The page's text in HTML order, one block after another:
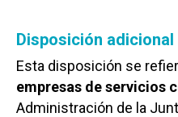
Disposición adicional
Esta disposición se
empresas de servicios
Administración de la